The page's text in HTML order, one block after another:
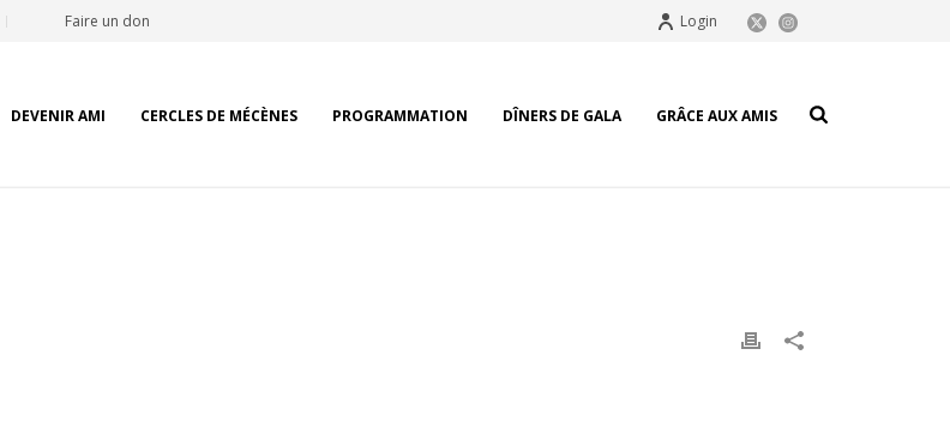
Faire un don Login
DEVENIR AMI CERCLES DE MÉCÈNES PROGRAMMATION DÎNERS DE GALA GRÂCE AUX AMIS